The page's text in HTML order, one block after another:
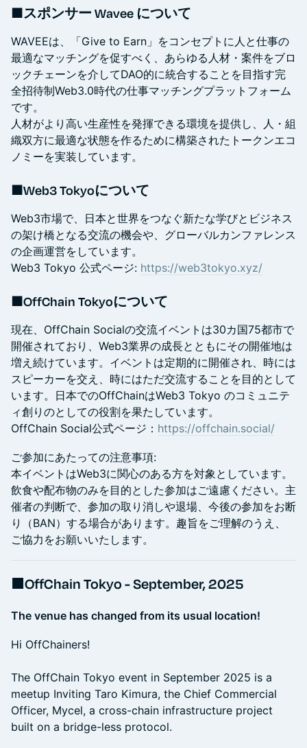
■スポンサー Wavee について
WAVEEは、「Give to Earn」をコンセプトに人と仕事の
最適なマッチングを促すべく、あらゆる人材・案件をブロ
ックチェーンを介してDAO的に統合することを目指す完
全招待制Web3.0時代の仕事マッチングプラットフォーム
です。
人材がより高い生産性を発揮できる環境を提供し、人・組
織双方に最適な状態を作るために構築されたトークンエコ
ノミーを実装しています。
■Web3 Tokyoについて
Web3市場で、日本と世界をつなぐ新たな学びとビジネス
の架け橋となる交流の機会や、グローバルカンファレンス
の企画運営をしています。
Web3 Tokyo 公式ページ: https://web3tokyo.xyz/
■OffChain Tokyoについて
現在、OffChain Socialの交流イベントは30カ国75都市で
開催されており、Web3業界の成長とともにその開催地は
増え続けています。イベントは定期的に開催され、時には
スピーカーを交え、時にはただ交流することを目的として
います。日本でのOffChainはWeb3 Tokyo のコミュニテ
ィ創りのとしての役割を果たしています。
OffChain Social公式ページ： https://offchain.social/
ご参加にあたっての注意事項:
本イベントはWeb3に関心のある方を対象としています。
飲食や配布物のみを目的とした参加はご遠慮ください。主
催者の判断で、参加の取り消しや退場、今後の参加をお断
り（BAN）する場合があります。趣旨をご理解のうえ、
ご協力をお願いいたします。
■OffChain Tokyo - September, 2025
The venue has changed from its usual location!
Hi OffChainers!
The OffChain Tokyo event in September 2025 is a
meetup Inviting Taro Kimura, the Chief Commercial
Officer, Mycel, a cross-chain infrastructure project
built on a bridge-less protocol.